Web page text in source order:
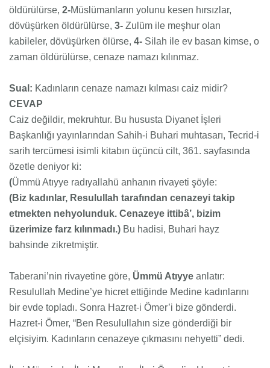
öldürülürse, 2-Müslümanların yolunu kesen hırsızlar,
dövüşürken öldürülürse, 3- Zulüm ile meşhur olan
kabileler, dövüşürken ölürse, 4- Silah ile ev basan kimse, o
zaman öldürülürse, cenaze namazı kılınmaz.
Sual: Kadınların cenaze namazı kılması caiz midir?
CEVAP
Caiz değildir, mekruhtur. Bu hususta Diyanet İşleri
Başkanlığı yayınlarından Sahih-i Buhari muhtasarı, Tecrid-i
sarih tercümesi isimli kitabın üçüncü cilt, 361. sayfasında
özetle deniyor ki:
(Ümmü Atıyye radıyallahü anhanın rivayeti şöyle:
(Biz kadınlar, Resulullah tarafından cenazeyi takip
etmekten nehyolunduk. Cenazeye ittibâ’, bizim
üzerimize farz kılınmadı.) Bu hadisi, Buhari hayz
bahsinde zikretmiştir.
Taberani’nin rivayetine göre, Ümmü Atıyye anlatır:
Resulullah Medine’ye hicret ettiğinde Medine kadınlarını
bir evde topladı. Sonra Hazret-i Ömer’i bize gönderdi.
Hazret-i Ömer, “Ben Resulullahın size gönderdiği bir
elçisiyim. Kadınların cenazeye çıkmasını nehyetti” dedi.